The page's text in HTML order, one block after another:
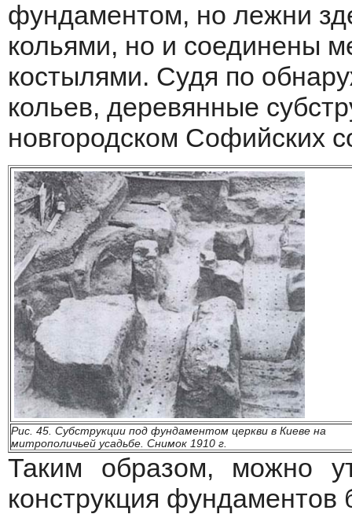
фундаментом, но лежни
кольями, но и соединены
костылями. Судя по
кольев, деревянные
новгородском Софийских
Рис. 45. Субструкции под фундаментом церкви в Киеве на
митрополичьей усадьбе. Снимок 1910 г.
Таким образом, можно
конструкция фундаментов